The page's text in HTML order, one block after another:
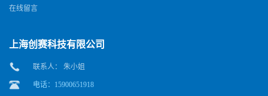
在线留言
上海创赛科技有限公司
联系人： 朱小姐
电话：15900651918